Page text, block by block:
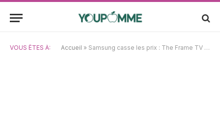
VOUS ÊTES À: Accueil » Samsung casse les prix : The Frame TV et écrans gaming à prix mini avant la fin des promos